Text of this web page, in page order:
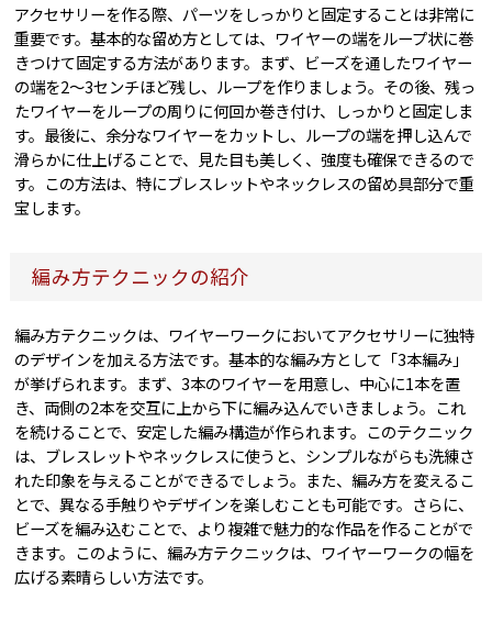
アクセサリーを作る際、パーツをしっかりと固定することは非常に
重要です。基本的な留め方としては、ワイヤーの端をループ状に巻
きつけて固定する方法があります。まず、ビーズを通したワイヤー
の端を2〜3センチほど残し、ループを作りましょう。その後、残っ
たワイヤーをループの周りに何回か巻き付け、しっかりと固定しま
す。最後に、余分なワイヤーをカットし、ループの端を押し込んで
滑らかに仕上げることで、見た目も美しく、強度も確保できるので
す。この方法は、特にブレスレットやネックレスの留め具部分で重
宝します。
編み方テクニックの紹介
編み方テクニックは、ワイヤーワークにおいてアクセサリーに独特
のデザインを加える方法です。基本的な編み方として「3本編み」
が挙げられます。まず、3本のワイヤーを用意し、中心に1本を置
き、両側の2本を交互に上から下に編み込んでいきましょう。これ
を続けることで、安定した編み構造が作られます。このテクニック
は、ブレスレットやネックレスに使うと、シンプルながらも洗練さ
れた印象を与えることができるでしょう。また、編み方を変えるこ
とで、異なる手触りやデザインを楽しむことも可能です。さらに、
ビーズを編み込むことで、より複雑で魅力的な作品を作ることがで
きます。このように、編み方テクニックは、ワイヤーワークの幅を
広げる素晴らしい方法です。